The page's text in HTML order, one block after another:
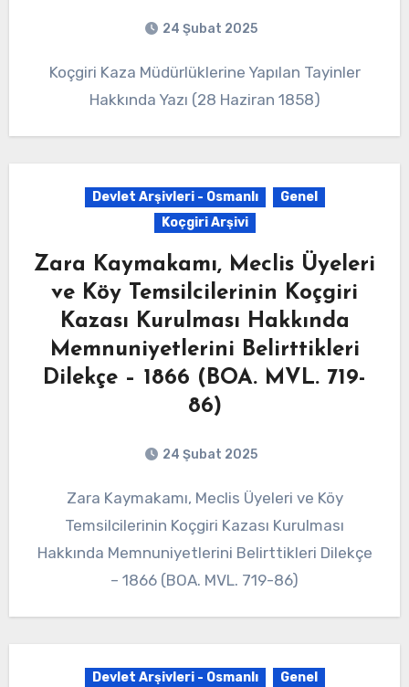
24 Şubat 2025
Koçgiri Kaza Müdürlüklerine Yapılan Tayinler
Hakkında Yazı (28 Haziran 1858)
Devlet Arşivleri - Osmanlı
Genel
Koçgiri Arşivi
Zara Kaymakamı, Meclis Üyeleri
ve Köy Temsilcilerinin Koçgiri
Kazası Kurulması Hakkında
Memnuniyetlerini Belirttikleri
Dilekçe – 1866 (BOA. MVL. 719-
86)
24 Şubat 2025
Zara Kaymakamı, Meclis Üyeleri ve Köy
Temsilcilerinin Koçgiri Kazası Kurulması
Hakkında Memnuniyetlerini Belirttikleri Dilekçe
– 1866 (BOA. MVL. 719-86)
Devlet Arşivleri - Osmanlı
Genel